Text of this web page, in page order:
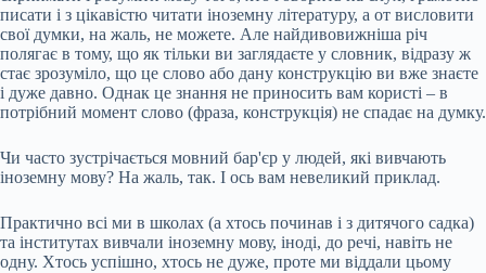
писати і з цікавістю читати іноземну літературу, а от висловити
свої думки, на жаль, не можете. Але найдивовижніша річ
полягає в тому, що як тільки ви заглядаєте у словник, відразу ж
стає зрозуміло, що це слово або дану конструкцію ви вже знаєте
і дуже давно. Однак це знання не приносить вам користі – в
потрібний момент слово (фраза, конструкція) не спадає на думку.
Чи часто зустрічається мовний бар'єр у людей, які вивчають
іноземну мову? На жаль, так. І ось вам невеликий приклад.
Практично всі ми в школах (а хтось починав і з дитячого садка)
та інститутах вивчали іноземну мову, іноді, до речі, навіть не
одну. Хтось успішно, хтось не дуже, проте ми віддали цьому